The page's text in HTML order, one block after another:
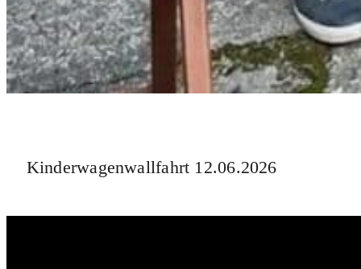
Kinderwagenwallfahrt 12.06.2026